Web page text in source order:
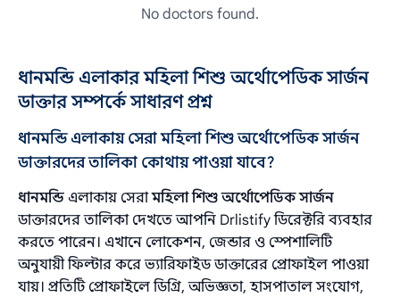
No doctors found.
ধানমন্ডি এলাকার মহিলা শিশু অর্থোপেডিক সার্জন
ডাক্তার সম্পর্কে সাধারণ প্রশ্ন
ধানমন্ডি এলাকায় সেরা মহিলা শিশু অর্থোপেডিক সার্জন
ডাক্তারদের তালিকা কোথায় পাওয়া যাবে?
ধানমন্ডি এলাকায় সেরামহিলা শিশু অর্থোপেডিক সার্জন
ডাক্তারদের তালিকা দেখতে আপনি Drlistify ডিরেক্টরি ব্যবহার
করতে পারেন। এখানে লোকেশন, জেন্ডার ও স্পেশালিটি
অনুযায়ী ফিল্টার করে ভ্যারিফাইড ডাক্তারের প্রোফাইল পাওয়া
যায়। প্রতিটি প্রোফাইলে ডিগ্রি, অভিজ্ঞতা, হাসপাতাল সংযোগ,